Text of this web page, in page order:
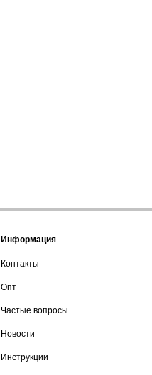
Информация
Контакты
Опт
Частые вопросы
Новости
Инструкции